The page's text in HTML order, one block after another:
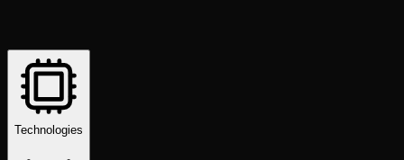
Technologies